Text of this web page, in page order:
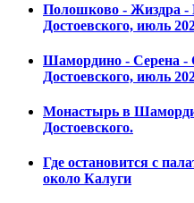
Полошково - Жиздра -
Достоевского, июль
Шамордино - Серена -
Достоевского, июль
Монастырь в
Достоевского.
Где остановится с
около Калуги